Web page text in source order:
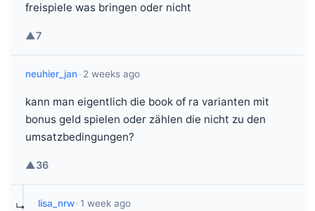
freispiele was bringen oder nicht
▲7
neuhier_jan 2 weeks ago
kann man eigentlich die book of ra varianten mit
bonus geld spielen oder zählen die nicht zu den
umsatzbedingungen?
▲36
↳ lisa_nrw 1 week ago